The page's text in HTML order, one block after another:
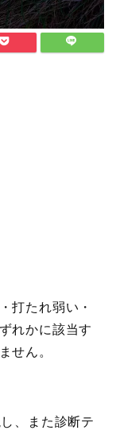
打たれ弱い・
れかに該当す
せん。
、また診断テ